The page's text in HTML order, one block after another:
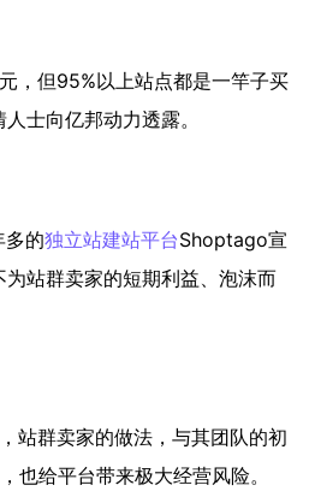
，但95%以上站点都是一竿子买
士向亿邦动力透露。
多的独立站建站平台Shoptago宣
站群卖家的短期利益、泡沫而
站群卖家的做法，与其团队的初
也给平台带来极大经营风险。